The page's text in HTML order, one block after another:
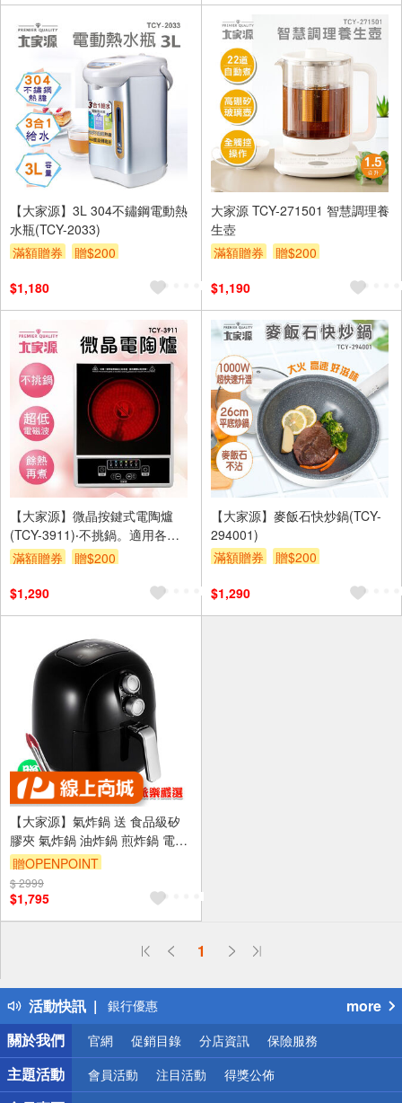
【大家源】3L 304不鏽鋼電動熱
水瓶(TCY-2033)
滿額贈券
贈$200
$1,180
大家源 TCY-271501 智慧調理養
生壺
滿額贈券
贈$200
$1,190
【大家源】微晶按鍵式電陶爐
(TCY-3911)‧不挑鍋。適用各種
鍋具 ‧超低電磁波 ‧黑晶板耐600-
滿額贈券
贈$200
$1,290
【大家源】麥飯石快炒鍋(TCY-
294001)
滿額贈券
贈$200
$1,290
【大家源】氣炸鍋 送 食品級矽
膠夾 氣炸鍋 油炸鍋 煎炸鍋 電烤
爐 炸雞 炸薯條機
贈OPENPOINT
$ 2999
$1,795
1
活動快訊
詐騙網頁！請小心！
熱門話題
銀行優惠
偏遠地區配送
詐騙網頁！請小心！
more
關於我們
官網 促銷目錄 分店資訊 保險服務
主題活動 會員活動 注目活動 得獎公佈